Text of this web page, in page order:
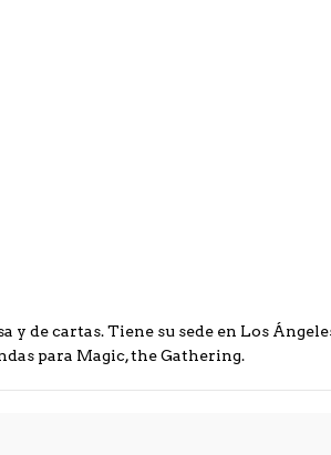
de cartas. Tiene su sede en Los
para Magic, the Gathering.